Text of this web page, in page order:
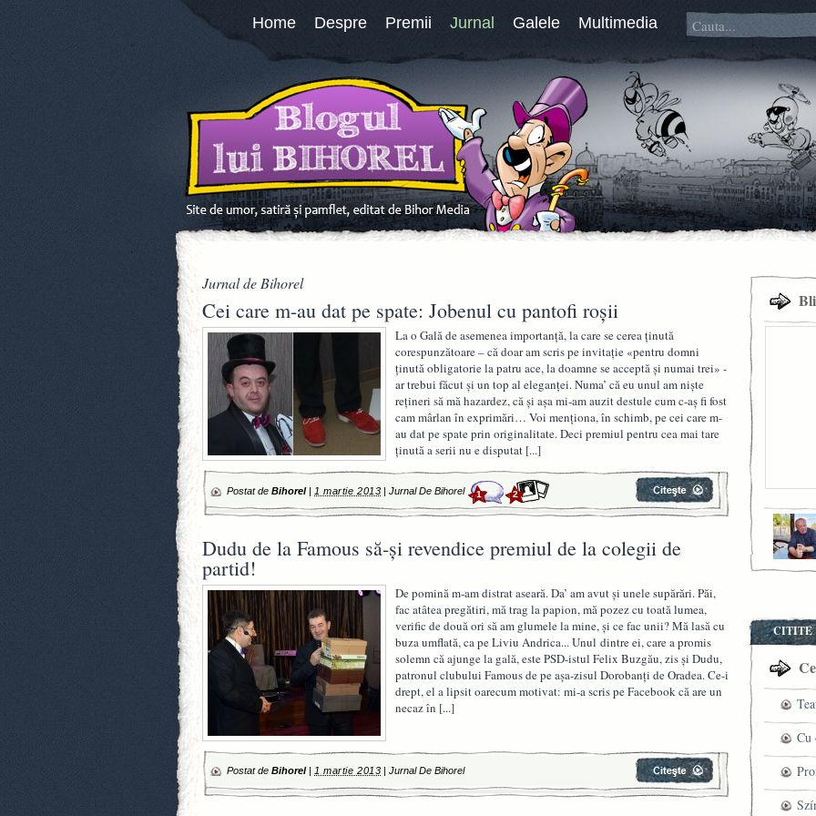
Home Despre Premii Jurnal Galele Multimedia
Jurnal de Bihorel
Cei care m-au dat pe spate: Jobenul cu pantofi roşii
La o Gală de asemenea importanţă, la care se cerea ţinută
corespunzătoare – că doar am scris pe invitaţie «pentru domni
ţinută obligatorie la patru ace, la doamne se acceptă şi numai trei» -
ar trebui făcut şi un top al eleganţei. Numa’ că eu unul am nişte
reţineri să mă hazardez, că şi aşa mi-am auzit destule cum c-aş fi fost
cam mârlan în exprimări… Voi menţiona, în schimb, pe cei care m-
au dat pe spate prin originalitate. Deci premiul pentru cea mai tare
ţinută a serii nu e disputat [...]
Postat de Bihorel| 1 martie 2013 |Jurnal De Bihorel 1 2
Dudu de la Famous să-şi revendice premiul de la colegii de
partid!
De pomină m-am distrat aseară. Da’ am avut şi unele supărări. Păi,
fac atâtea pregătiri, mă trag la papion, mă pozez cu toată lumea,
verific de două ori să am glumele la mine, şi ce fac unii? Mă lasă cu
buza umflată, ca pe Liviu Andrica... Unul dintre ei, care a promis
solemn că ajunge la gală, este PSD-istul Felix Buzgău, zis şi Dudu,
patronul clubului Famous de pe aşa-zisul Dorobanţi de Oradea. Ce-i
drept, el a lipsit oarecum motivat: mi-a scris pe Facebook că are un
necaz în [...]
Postat de Bihorel| 1 martie 2013 |Jurnal De Bihorel
CITITE
Cu